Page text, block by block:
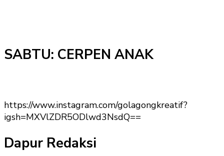
SABTU: CERPEN ANAK
https://www.instagram.com/golagongkreatif?
igsh=MXVlZDR5ODlwd3NsdQ==
Dapur Redaksi